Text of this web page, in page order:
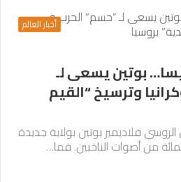
أخبار العالم
بوتين يسعى لـ
وترسيخ “القيم
فلاديمير بوتين بولاية جديدة